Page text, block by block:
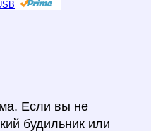
Если вы не
будильник или